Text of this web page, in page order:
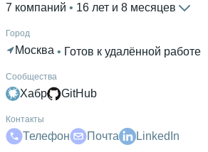
7 компаний 16 лет и 8 месяцев
Город
Москва • Готов к удалённой работе
Сообщества
Хабр GitHub
Контакты
Телефон Почта LinkedIn